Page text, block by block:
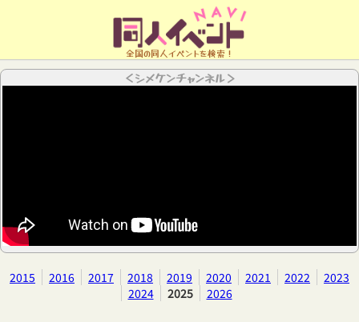
全国の同人イベントを検索！
＜シメケンチャンネル＞
2015 2016 2017 2018 2019 2020 2021 2022
2023
2024
2025 2026